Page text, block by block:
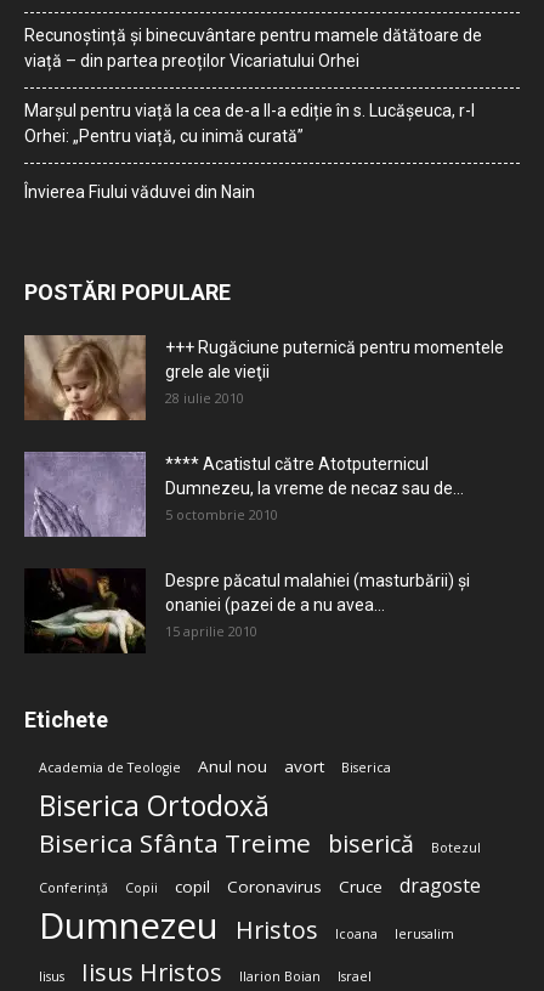
Recunoștință și binecuvântare pentru mamele dătătoare de
viață – din partea preoților Vicariatului Orhei
Marșul pentru viață la cea de-a II-a ediție în s. Lucășeuca, r-l
Orhei: „Pentru viață, cu inimă curată”
Învierea Fiului văduvei din Nain
POSTĂRI POPULARE
+++ Rugăciune puternică pentru momentele
grele ale vieţii
28 iulie 2010
**** Acatistul către Atotputernicul
Dumnezeu, la vreme de necaz sau de...
5 octombrie 2010
Despre păcatul malahiei (masturbării) şi
onaniei (pazei de a nu avea...
15 aprilie 2010
Etichete
Academia de Teologie Anul nou avort Biserica
Biserica Ortodoxă
Biserica Sfânta Treime biserică Botezul
Conferință Copii copil Coronavirus Cruce dragoste
Dumnezeu Hristos Icoana Ierusalim
Iisus Iisus Hristos Ilarion Boian Israel